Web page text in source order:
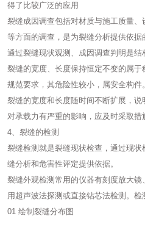
得了比较广泛的应用
裂缝成因调查包括对材质与施工质量
等方面的调查，是为裂缝分析提供依据
通过裂缝现状观测、成因调查判明是结
裂缝的宽度、长度保持恒定不变的属
规范要求，其危险性较小，属安全构件。
裂缝的宽度和长度随时间不断扩展，说
对承载力有严重的影响，应及时采取措
4、裂缝的检测
裂缝检测就是裂缝现状检查，通过现
缝分析和危害性评定提供依据。
裂缝外观检测常用的仪器有刻度放大
用超声波法探测或直接钻芯法检测。检
01 绘制裂缝分布图